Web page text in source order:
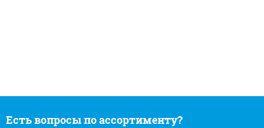
Есть вопросы по ассортименту?